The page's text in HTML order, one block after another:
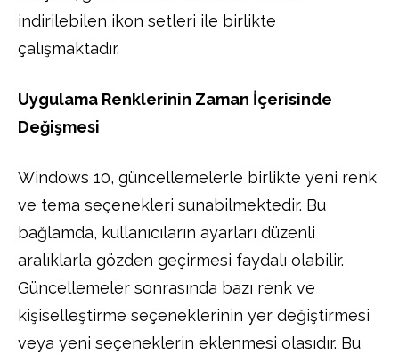
indirilebilen ikon setleri ile birlikte
çalışmaktadır.
Uygulama Renklerinin Zaman İçerisinde
Değişmesi
Windows 10, güncellemelerle birlikte yeni renk
ve tema seçenekleri sunabilmektedir. Bu
bağlamda, kullanıcıların ayarları düzenli
aralıklarla gözden geçirmesi faydalı olabilir.
Güncellemeler sonrasında bazı renk ve
kişiselleştirme seçeneklerinin yer değiştirmesi
veya yeni seçeneklerin eklenmesi olasıdır. Bu